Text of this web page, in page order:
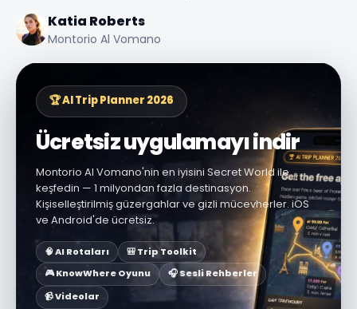
Katia Roberts
Montorio Al Vomano
🏆 AI Trip Planner 2026
Ücretsiz uygulamayı indir
Montorio Al Vomano'nin en iyisini Secret World ile
keşfedin — 1 milyondan fazla destinasyon.
Kişiselleştirilmiş güzergahlar ve gizli mücevherler. iOS
ve Android'de ücretsiz.
🧠 AI Rotaları
🎒 Trip Toolkit
🎮 KnowWhere Oyunu
🎧 Sesli Rehberler
📹 Videolar